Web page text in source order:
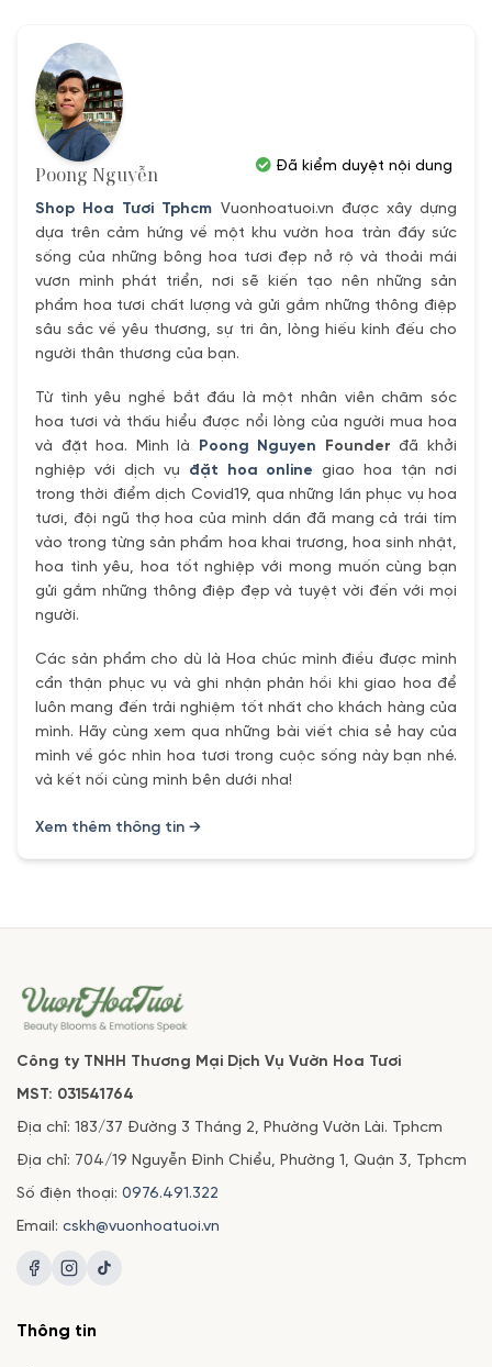
Poong Nguyễn
Shop Hoa Tươi Tphcm Vuonhoatuoi.vn được xây dựng
dựa trên cảm hứng về một khu vườn hoa tràn đầy sức
sống của những bông hoa tươi đẹp nở rộ và thoải mái
vươn mình phát triển, nơi sẽ kiến tạo nên những sản
phẩm hoa tươi chất lượng và gửi gắm những thông điệp
sâu sắc về yêu thương, sự tri ân, lòng hiếu kính đếu cho
người thân thương của bạn.
Từ tình yêu nghề bắt đầu là một nhân viên chăm sóc
hoa tươi và thấu hiểu được nổi lòng của người mua hoa
và đặt hoa. Mình là
Poong Nguyen Founder đã khởi
nghiệp với dịch vụ đặt hoa online giao hoa tận nơi
trong thời điểm dịch Covid19, qua những lần phục vụ hoa
tươi, đội ngũ thợ hoa của mình dần đã mang cả trái tím
vào trong từng sản phẩm hoa khai trương, hoa sinh nhật,
hoa tình yêu, hoa tốt nghiệp với mong muốn cùng bạn
gửi gắm những thông điệp đẹp và tuyệt vời đến với mọi
người.
Các sản phẩm cho dù là Hoa chúc mình điều được mình
cẩn thận phục vụ và ghi nhận phản hồi khi giao hoa để
luôn mang đến trải nghiệm tốt nhất cho khách hàng của
mình. Hãy cùng xem qua những bài viết chia sẻ hay của
mình về góc nhìn hoa tươi trong cuộc sống này bạn nhé.
và kết nối cùng mình bên dưới nha!
Xem thêm thông tin →
Đã kiểm duyệt nội dung
Công ty TNHH Thương Mại Dịch Vụ Vườn Hoa Tươi
MST: 031541764
Địa chỉ: 183/37 Đường 3 Tháng 2, Phường Vườn Lài. Tphcm
Địa chỉ: 704/19 Nguyễn Đình Chiểu, Phường 1, Quận 3, Tphcm
Số điện thoại: 0976.491.322
Email: cskh@vuonhoatuoi.vn
Thông tin